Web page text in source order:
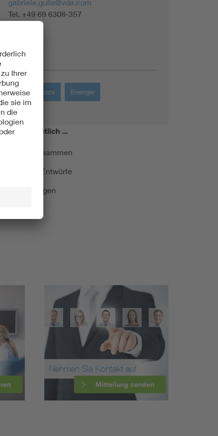
gabriele.gulis@vde.com
Tel. +49 69 6308-357
Themen
Energienetze Energie
Monatlich ...
kurz zusammen
und Entwürfe
Nehmen Sie Kontakt auf
Mitteilung senden